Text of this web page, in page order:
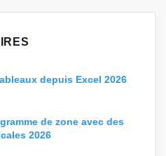
depuis Excel 2026
de zone avec des
2026